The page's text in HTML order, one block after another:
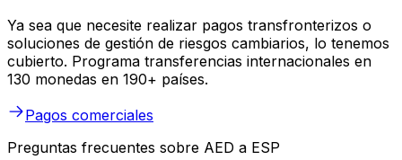
Ya sea que necesite realizar pagos transfronterizos o
soluciones de gestión de riesgos cambiarios, lo tenemos
cubierto. Programa transferencias internacionales en
130 monedas en 190+ países.
Pagos comerciales
Preguntas frecuentes sobre AED a ESP